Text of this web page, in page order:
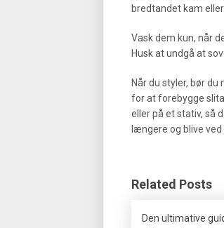
bredtandet kam
Vask dem kun, når
Husk at undgå at
Når du styler, bør
for at forebygge
eller på et stativ, så
længere og blive
Related Posts
Den ultimative